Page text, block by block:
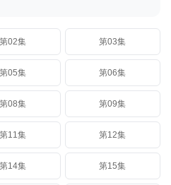
第02集 第03集
第05集 第06集
第08集 第09集
第11集 第12集
第14集 第15集